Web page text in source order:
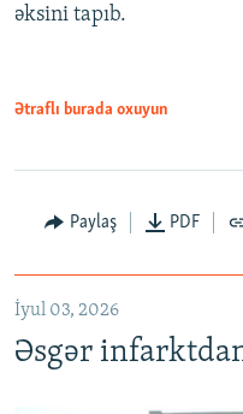
Auto 240p
720p
əksini tapıb.
Ətraflı burada oxuyun
Paylaş PDF
İyul 03, 2026
Əsgər